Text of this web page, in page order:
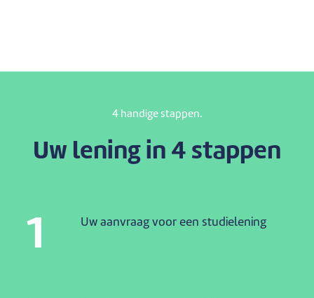
4 handige stappen.
Uw lening in 4 stappen
1 Uw aanvraag voor een studielening